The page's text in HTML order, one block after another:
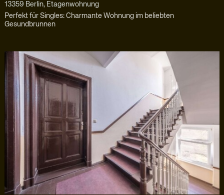
13359 Berlin, Etagenwohnung
Perfekt für Singles: Charmante Wohnung im beliebten
Gesundbrunnen